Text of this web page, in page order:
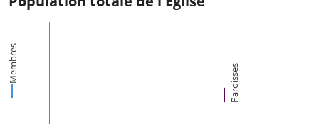
Membres Paroisses